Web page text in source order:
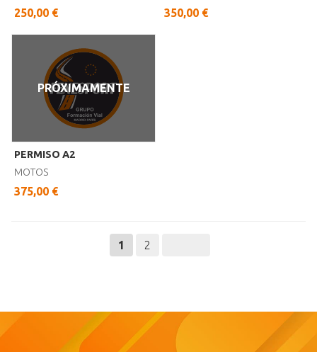
250,00 € 350,00 €
PRÓXIMAMENTE
PERMISO A2
MOTOS
375,00 €
1 2